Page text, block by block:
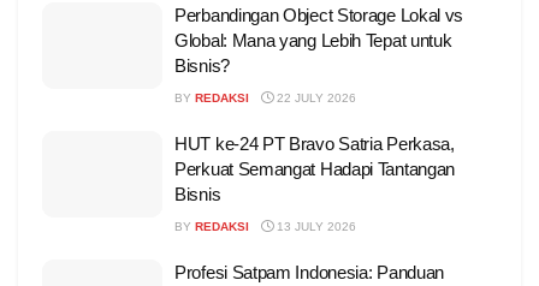
Perbandingan Object Storage Lokal vs
Global: Mana yang Lebih Tepat untuk
Bisnis?
BY REDAKSI 22 JULY 2026
HUT ke-24 PT Bravo Satria Perkasa,
Perkuat Semangat Hadapi Tantangan
Bisnis
BY REDAKSI 13 JULY 2026
Profesi Satpam Indonesia: Panduan